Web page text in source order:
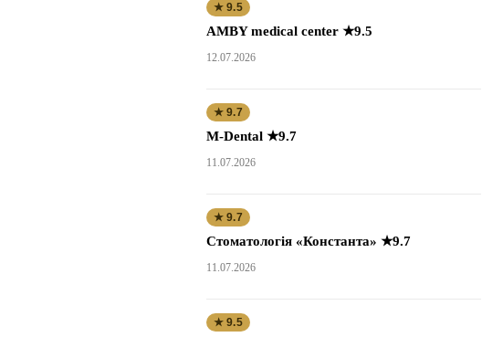
★ 9.5
AMBY medical center ★9.5
12.07.2026
★ 9.7
M-Dental ★9.7
11.07.2026
★ 9.7
Стоматологія «Константа» ★9.7
11.07.2026
★ 9.5